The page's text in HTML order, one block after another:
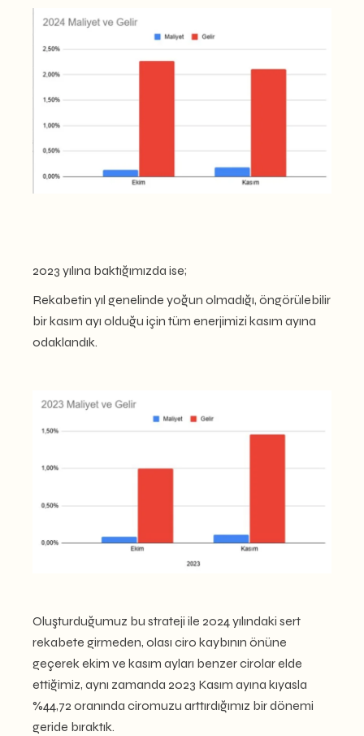
2023 yılına baktığımızda ise;
Rekabetin yıl genelinde yoğun olmadığı, öngörülebilir
bir kasım ayı olduğu için tüm enerjimizi kasım ayına
odaklandık.
Oluşturduğumuz bu strateji ile 2024 yılındaki sert
rekabete girmeden, olası ciro kaybının önüne
geçerek ekim ve kasım ayları benzer cirolar elde
ettiğimiz, aynı zamanda 2023 Kasım ayına kıyasla
%44,72 oranında ciromuzu arttırdığımız bir dönemi
geride bıraktık.